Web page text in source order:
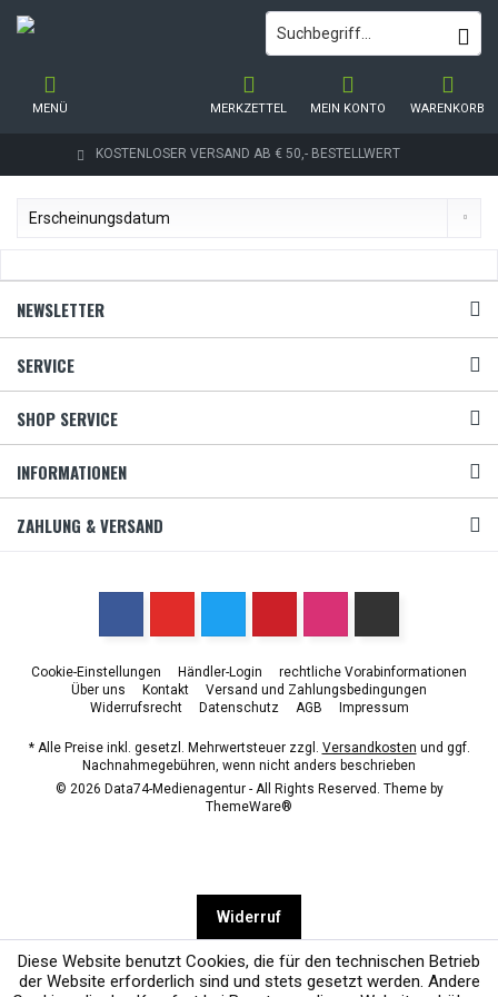
KOSTENLOSER VERSAND AB € 50,- BESTELLWERT
WARENKORB
MERKZETTEL MEIN KONTO
MENÜ
NEWSLETTER
SERVICE
SHOP SERVICE
INFORMATIONEN
ZAHLUNG & VERSAND
Cookie-Einstellungen Händler-Login
rechtliche Vorabinformationen
Über uns
Kontakt
Versand und Zahlungsbedingungen
Widerrufsrecht
Datenschutz AGB Impressum
* Alle Preise inkl. gesetzl. Mehrwertsteuer zzgl. Versandkosten und ggf.
Nachnahmegebühren, wenn nicht anders beschrieben
© 2026 Data74-Medienagentur - All Rights Reserved. Theme by
ThemeWare®
Widerruf
Diese Website benutzt Cookies, die für den technischen Betrieb
der Website erforderlich sind und stets gesetzt werden. Andere